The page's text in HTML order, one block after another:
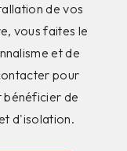
de vos
vous faites le
et de
pour
bénéficier de
d'isolation.